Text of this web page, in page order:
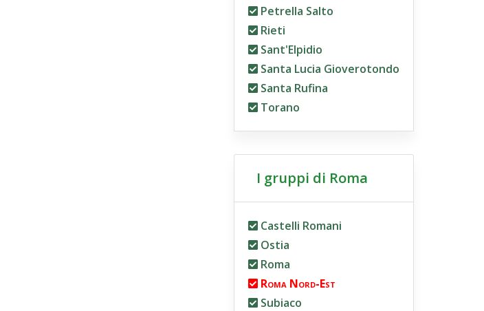
Petrella Salto
Rieti
Sant'Elpidio
Santa Lucia Gioverotondo
Santa Rufina
Torano
I gruppi di Roma
Castelli Romani
Ostia
Roma
Roma Nord-Est
Subiaco